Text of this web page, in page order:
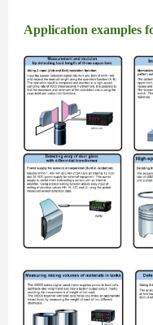
Application examples